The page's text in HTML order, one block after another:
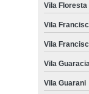
Vila Floresta
Vila
Vila
Vila
Vila Guarani